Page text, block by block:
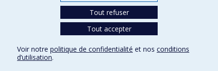
Conditions d’utilisation
Tout refuser
Tout accepter
Voir notre politique de confidentialité et nos conditions
d’utilisation.